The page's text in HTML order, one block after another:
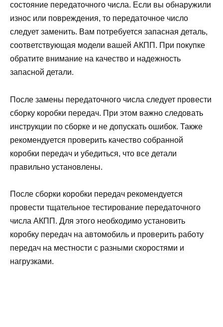
состояние передаточного числа. Если вы обнаружили
износ или повреждения, то передаточное число
следует заменить. Вам потребуется запасная деталь,
соответствующая модели вашей АКПП. При покупке
обратите внимание на качество и надежность
запасной детали.
После замены передаточного числа следует провести
сборку коробки передач. При этом важно следовать
инструкции по сборке и не допускать ошибок. Также
рекомендуется проверить качество собранной
коробки передач и убедиться, что все детали
правильно установлены.
После сборки коробки передач рекомендуется
провести тщательное тестирование передаточного
числа АКПП. Для этого необходимо установить
коробку передач на автомобиль и проверить работу
передач на местности с разными скоростями и
нагрузками.